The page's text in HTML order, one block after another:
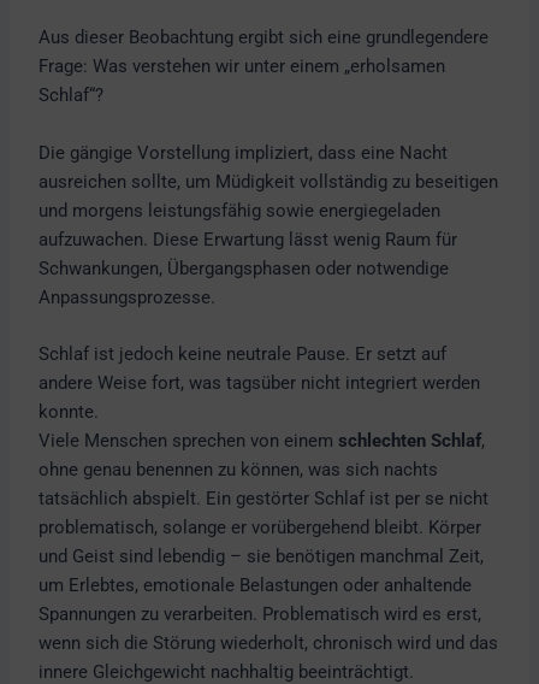
Aus dieser Beobachtung ergibt sich eine grundlegendere
Frage: Was verstehen wir unter einem „erholsamen
Schlaf“?
Die gängige Vorstellung impliziert, dass eine Nacht
ausreichen sollte, um Müdigkeit vollständig zu beseitigen
und morgens leistungsfähig sowie energiegeladen
aufzuwachen. Diese Erwartung lässt wenig Raum für
Schwankungen, Übergangsphasen oder notwendige
Anpassungsprozesse.
Schlaf ist jedoch keine neutrale Pause. Er setzt auf
andere Weise fort, was tagsüber nicht integriert werden
konnte.
Viele Menschen sprechen von einem schlechten Schlaf,
ohne genau benennen zu können, was sich nachts
tatsächlich abspielt. Ein gestörter Schlaf ist per se nicht
problematisch, solange er vorübergehend bleibt. Körper
und Geist sind lebendig – sie benötigen manchmal Zeit,
um Erlebtes, emotionale Belastungen oder anhaltende
Spannungen zu verarbeiten. Problematisch wird es erst,
wenn sich die Störung wiederholt, chronisch wird und das
innere Gleichgewicht nachhaltig beeinträchtigt.